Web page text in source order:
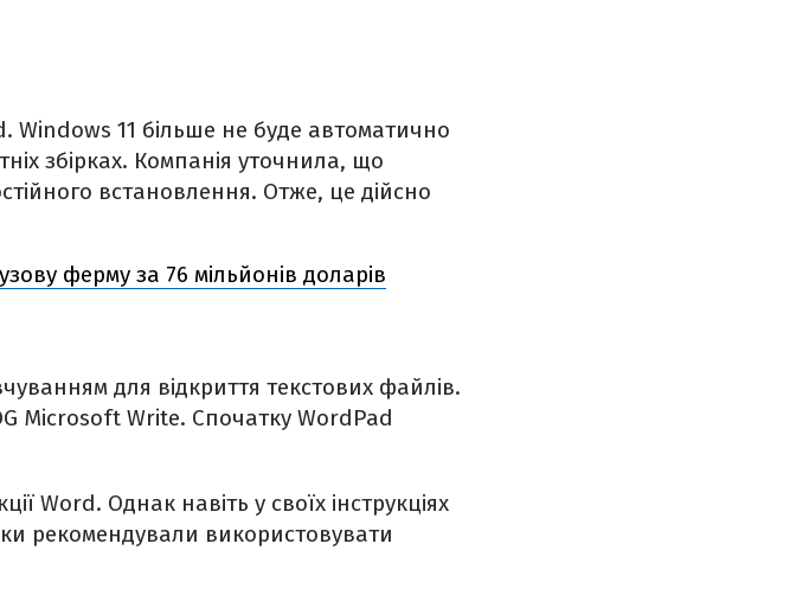
11 більше не буде автоматично
збірках. Компанія уточнила, що
встановлення. Отже, це дійсно
ферму за 76 мільйонів доларів
для відкриття текстових файлів.
Microsoft Write. Спочатку WordPad
Word. Однак навіть у своїх інструкціях
рекомендували використовувати